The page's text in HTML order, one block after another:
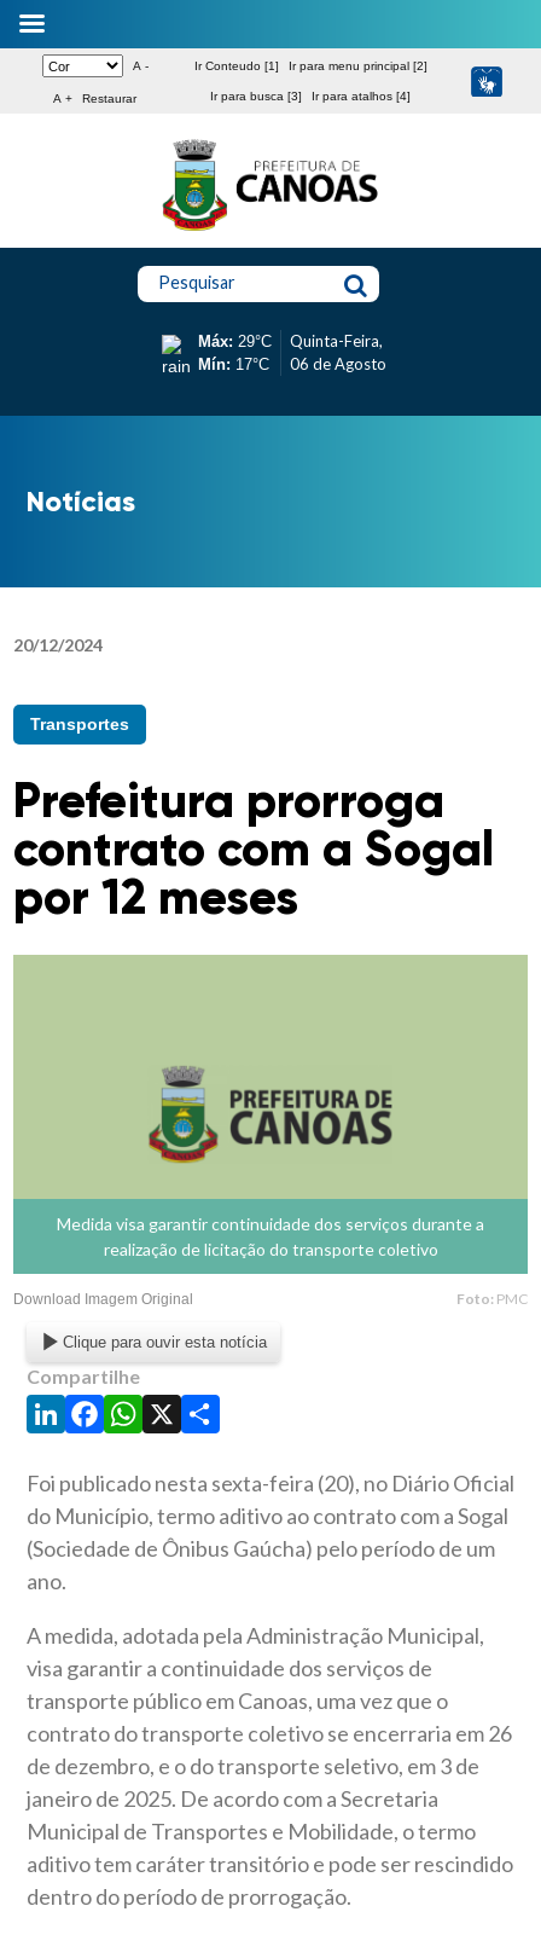
A -
A + Restaurar
Ir Conteudo [1] Ir para menu principal [2]
Ir para busca [3] Ir para atalhos [4]
Pesquisar
Máx: 29°C
Mín: 17°C
Quinta-Feira,
06 de Agosto
Notícias
20/12/2024
Transportes
Prefeitura prorroga
contrato com a Sogal
por 12 meses
Medida visa garantir continuidade dos serviços durante a
realização de licitação do transporte coletivo
Download Imagem Original Foto: PMC
Clique para ouvir esta notícia
Compartilhe
LinkedIn
Facebook
WhatsApp
X Share
Foi publicado nesta sexta-feira (20), no Diário Oficial
do Município, termo aditivo ao contrato com a Sogal
(Sociedade de Ônibus Gaúcha) pelo período de um
ano.
A medida, adotada pela Administração Municipal,
visa garantir a continuidade dos serviços de
transporte público em Canoas, uma vez que o
contrato do transporte coletivo se encerraria em 26
de dezembro, e o do transporte seletivo, em 3 de
janeiro de 2025. De acordo com a Secretaria
Municipal de Transportes e Mobilidade, o termo
aditivo tem caráter transitório e pode ser rescindido
dentro do período de prorrogação.